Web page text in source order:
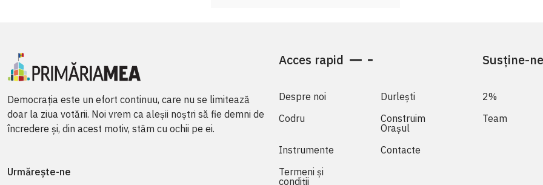
Democrația este un efort continuu, care nu se limitează
doar la ziua votării. Noi vrem ca aleșii noștri să fie demni de
încredere și, din acest motiv, stăm cu ochii pe ei.
Urmărește-ne
Acces rapid
Despre noi
Durlești
Codru
Construim
Orașul
Instrumente
Contacte
Termeni și
condiții
Susține-ne
2%
Team